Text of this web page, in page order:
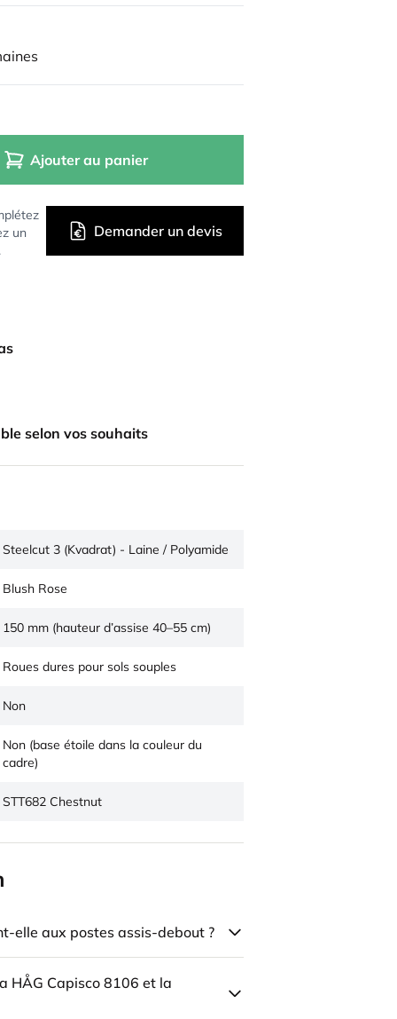
Ajouter au panier
un
Demander un devis
selon vos souhaits
Steelcut 3 (Kvadrat) - Laine / Polyamide
Blush Rose
150 mm (hauteur d’assise 40–55 cm)
Roues dures pour sols souples
Non
Non (base étoile dans la couleur du
cadre)
STT682 Chestnut
elle aux postes assis-debout ?
HÅG Capisco 8106 et la